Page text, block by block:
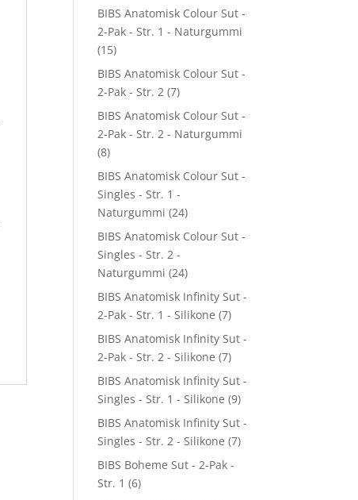
BIBS Anatomisk Colour Sut -
2-Pak - Str. 1 - Naturgummi
(15)
BIBS Anatomisk Colour Sut -
2-Pak - Str. 2 (7)
BIBS Anatomisk Colour Sut -
2-Pak - Str. 2 - Naturgummi
(8)
BIBS Anatomisk Colour Sut -
Singles - Str. 1 -
Naturgummi (24)
BIBS Anatomisk Colour Sut -
Singles - Str. 2 -
Naturgummi (24)
BIBS Anatomisk Infinity Sut -
2-Pak - Str. 1 - Silikone (7)
BIBS Anatomisk Infinity Sut -
2-Pak - Str. 2 - Silikone (7)
BIBS Anatomisk Infinity Sut -
Singles - Str. 1 - Silikone (9)
BIBS Anatomisk Infinity Sut -
Singles - Str. 2 - Silikone (7)
BIBS Boheme Sut - 2-Pak -
Str. 1 (6)